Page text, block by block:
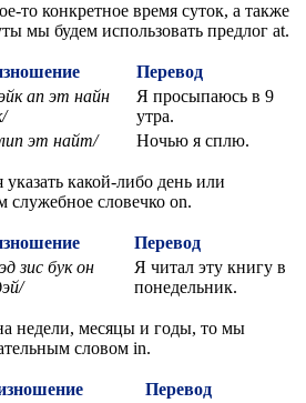
то конкретное время суток, а также
мы будем использовать предлог at.
Перевод
ап эт найн
Я просыпаюсь в 9
утра.
эт найт/ Ночью я сплю.
какой-либо день или
словечко on.
Перевод
зис бук он
Я читал эту книгу в
понедельник.
недели, месяцы и годы, то мы
словом in.
Перевод